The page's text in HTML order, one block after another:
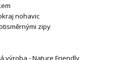
nohavic
zipy
výroba - Nature Friendly